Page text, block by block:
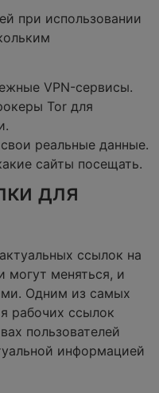
при использовании
VPN-сервисы.
Tor для
реальные данные.
сайты посещать.
для
ссылок на
могут меняться, и
Одним из самых
рабочих ссылок
пользователей
информацией